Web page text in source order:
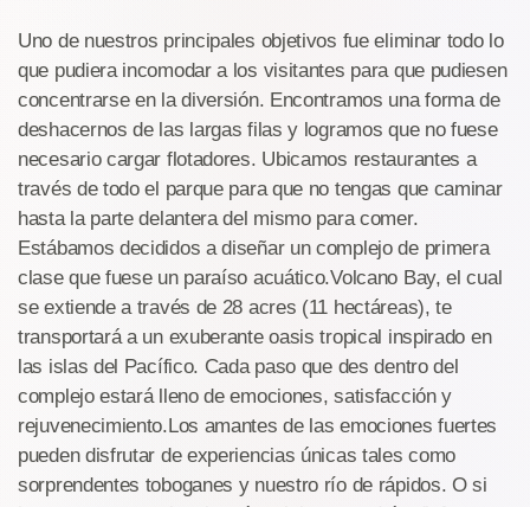
Uno de nuestros principales objetivos fue eliminar todo lo
que pudiera incomodar a los visitantes para que pudiesen
concentrarse en la diversión. Encontramos una forma de
deshacernos de las largas filas y logramos que no fuese
necesario cargar flotadores. Ubicamos restaurantes a
través de todo el parque para que no tengas que caminar
hasta la parte delantera del mismo para comer.
Estábamos decididos a diseñar un complejo de primera
clase que fuese un paraíso acuático.Volcano Bay, el cual
se extiende a través de 28 acres (11 hectáreas), te
transportará a un exuberante oasis tropical inspirado en
las islas del Pacífico. Cada paso que des dentro del
complejo estará lleno de emociones, satisfacción y
rejuvenecimiento.Los amantes de las emociones fuertes
pueden disfrutar de experiencias únicas tales como
sorprendentes toboganes y nuestro río de rápidos. O si